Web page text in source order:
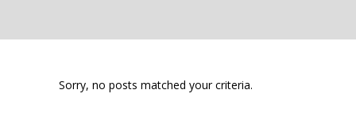
Sorry, no posts matched your criteria.